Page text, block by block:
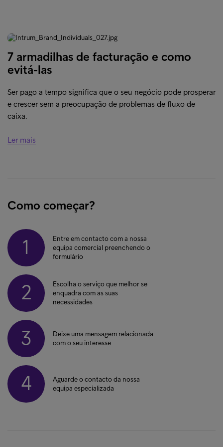
clientes são bem tratados e têm uma experiência
7 armadilhas de facturação e como
evitá-las
Ser pago a tempo significa que o seu negócio pode prosperar
e crescer sem a preocupação de problemas de fluxo de
caixa.
Ler mais
Como começar?
1
Entre em contacto com a nossa
equipa comercial preenchendo o
formulário
2
Escolha o serviço que melhor se
enquadra com as suas
necessidades
3
Deixe uma mensagem relacionada
com o seu interesse
4
Aguarde o contacto da nossa
equipa especializada